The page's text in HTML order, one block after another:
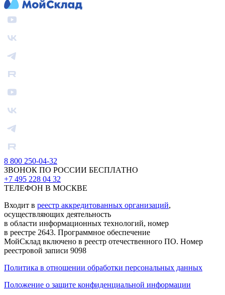
8 800 250-04-32
ЗВОНОК ПО РОССИИ БЕСПЛАТНО
+7 495 228 04 32
ТЕЛЕФОН В МОСКВЕ
Входит в реестр аккредитованных организаций,
осуществляющих деятельность
в области информационных технологий, номер
в реестре 2643. Программное обеспечение
МойСклад включено в реестр отечественного ПО. Номер
реестровой записи 9098
Политика в отношении обработки персональных данных
Положение о защите конфиденциальной информации